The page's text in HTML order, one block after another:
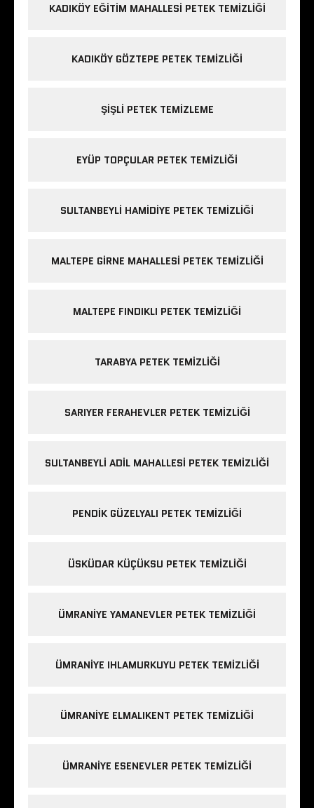
KADIKÖY EĞITIM MAHALLESI PETEK TEMIZLIĞI
KADIKÖY GÖZTEPE PETEK TEMIZLIĞI
ŞIŞLI PETEK TEMIZLEME
EYÜP TOPÇULAR PETEK TEMIZLIĞI
SULTANBEYLI HAMIDIYE PETEK TEMIZLIĞI
MALTEPE GIRNE MAHALLESI PETEK TEMIZLIĞI
MALTEPE FINDIKLI PETEK TEMIZLIĞI
TARABYA PETEK TEMIZLIĞI
SARIYER FERAHEVLER PETEK TEMIZLIĞI
SULTANBEYLI ADIL MAHALLESI PETEK TEMIZLIĞI
PENDIK GÜZELYALI PETEK TEMIZLIĞI
ÜSKÜDAR KÜÇÜKSU PETEK TEMIZLIĞI
ÜMRANIYE YAMANEVLER PETEK TEMIZLIĞI
ÜMRANIYE IHLAMURKUYU PETEK TEMIZLIĞI
ÜMRANIYE ELMALIKENT PETEK TEMIZLIĞI
ÜMRANIYE ESENEVLER PETEK TEMIZLIĞI